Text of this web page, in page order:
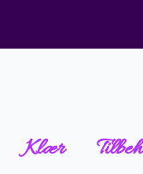
Klær